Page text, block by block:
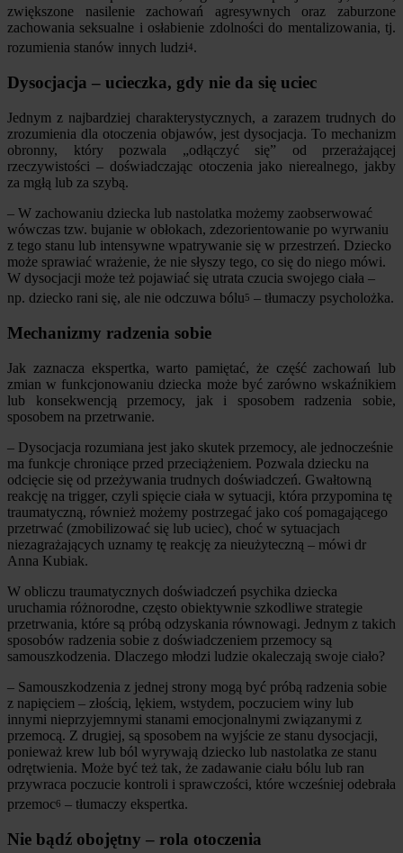
zwiększone nasilenie zachowań agresywnych oraz zaburzone
zachowania seksualne i osłabienie zdolności do mentalizowania, tj.
rozumienia stanów innych ludzi4.
Dysocjacja – ucieczka, gdy nie da się uciec
Jednym z najbardziej charakterystycznych, a zarazem trudnych do
zrozumienia dla otoczenia objawów, jest dysocjacja. To mechanizm
obronny, który pozwala „odłączyć się” od przerażającej
rzeczywistości – doświadczając otoczenia jako nierealnego, jakby
za mgłą lub za szybą.
– W zachowaniu dziecka lub nastolatka możemy zaobserwować
wówczas tzw. bujanie w obłokach, zdezorientowanie po wyrwaniu
z tego stanu lub intensywne wpatrywanie się w przestrzeń. Dziecko
może sprawiać wrażenie, że nie słyszy tego, co się do niego mówi.
W dysocjacji może też pojawiać się utrata czucia swojego ciała –
np. dziecko rani się, ale nie odczuwa bólu5 – tłumaczy psycholożka.
Mechanizmy radzenia sobie
Jak zaznacza ekspertka, warto pamiętać, że część zachowań lub
zmian w funkcjonowaniu dziecka może być zarówno wskaźnikiem
lub konsekwencją przemocy, jak i sposobem radzenia sobie,
sposobem na przetrwanie.
– Dysocjacja rozumiana jest jako skutek przemocy, ale jednocześnie
ma funkcje chroniące przed przeciążeniem. Pozwala dziecku na
odcięcie się od przeżywania trudnych doświadczeń. Gwałtowną
reakcję na trigger, czyli spięcie ciała w sytuacji, która przypomina tę
traumatyczną, również możemy postrzegać jako coś pomagającego
przetrwać (zmobilizować się lub uciec), choć w sytuacjach
niezagrażających uznamy tę reakcję za nieużyteczną – mówi dr
Anna Kubiak.
W obliczu traumatycznych doświadczeń psychika dziecka
uruchamia różnorodne, często obiektywnie szkodliwe strategie
przetrwania, które są próbą odzyskania równowagi. Jednym z takich
sposobów radzenia sobie z doświadczeniem przemocy są
samouszkodzenia. Dlaczego młodzi ludzie okaleczają swoje ciało?
– Samouszkodzenia z jednej strony mogą być próbą radzenia sobie
z napięciem – złością, lękiem, wstydem, poczuciem winy lub
innymi nieprzyjemnymi stanami emocjonalnymi związanymi z
przemocą. Z drugiej, są sposobem na wyjście ze stanu dysocjacji,
ponieważ krew lub ból wyrywają dziecko lub nastolatka ze stanu
odrętwienia. Może być też tak, że zadawanie ciału bólu lub ran
przywraca poczucie kontroli i sprawczości, które wcześniej odebrała
przemoc6 – tłumaczy ekspertka.
Nie bądź obojętny – rola otoczenia